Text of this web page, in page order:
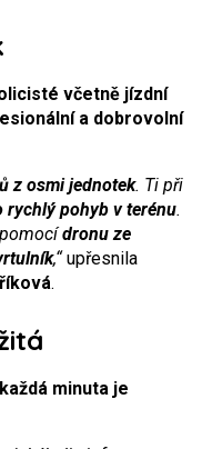
včetně jízdní
a dobrovolní
z osmi jednotek. Ti při
rychlý pohyb v terénu.
dronu ze
,“upřesnila
.
každá minuta je